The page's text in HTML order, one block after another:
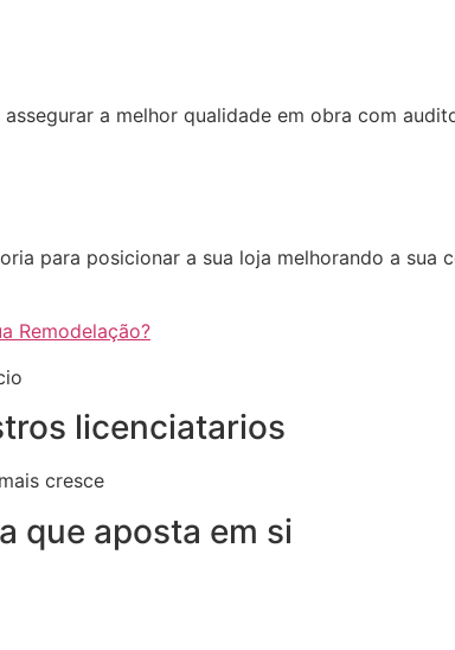
a melhor qualidade em obra com
para posicionar a sua loja melhorando a sua
Remodelação?
licenciatarios
cresce
que aposta em si